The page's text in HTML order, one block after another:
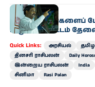
அரசியல்
“கனிம வளங்களைப்
பாதுகாக்க சட்டம்
Quick Links: அரசியல்
தினசரி ராசிபலன்
Daily
இன்றைய ராசிபலன்
India
சினிமா
Rasi Palan